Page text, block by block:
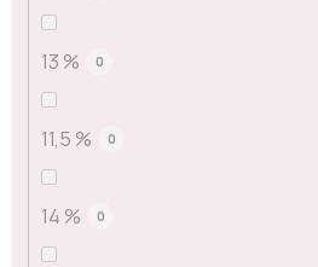
13 % 0
11,5 % 0
14 % 0